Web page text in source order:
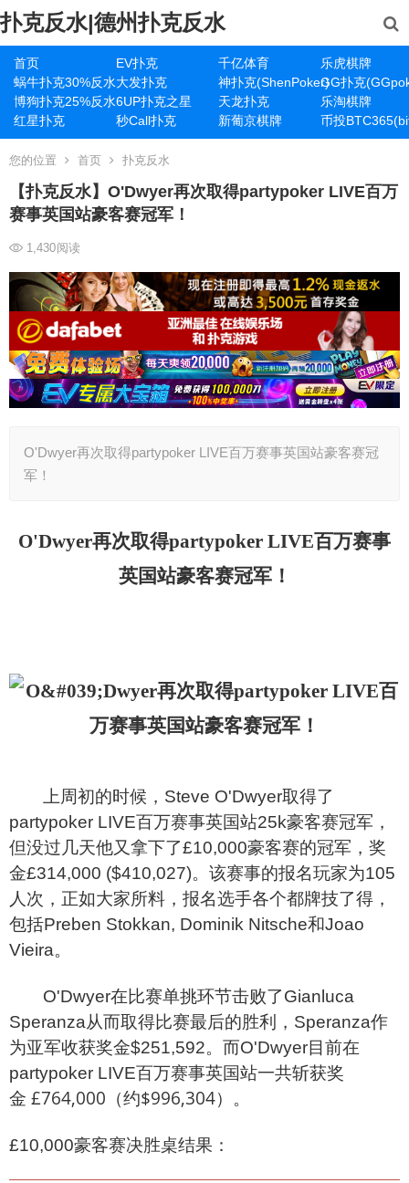
扑克反水|德州扑克反水
首页 EV扑克 千亿体育
乐虎棋牌
蜗牛扑克30%反水大发扑克 神扑克(ShenPoker)GG扑克
博狗扑克25%反水6UP扑克之星 天龙扑克
乐淘棋牌
红星扑克
秒Call扑克 新葡京棋牌 币投
您的位置 首页 扑克反水
【扑克反水】O'Dwyer再次取得partypoker LIVE百万
赛事英国站豪客赛冠军！
1,430阅读
O'Dwyer再次取得partypoker LIVE百万赛事英国站豪客赛冠
军！
O'Dwyer再次取得partypoker LIVE百万赛事
英国站豪客赛冠军！
上周初的时候，Steve O'Dwyer取得了
partypoker LIVE百万赛事英国站25k豪客赛冠军，
但没过几天他又拿下了£10,000豪客赛的冠军，奖
金£314,000 ($410,027)。该赛事的报名玩家为105
人次，正如大家所料，报名选手各个都牌技了得，
包括Preben Stokkan, Dominik Nitsche和Joao
Vieira。
O'Dwyer在比赛单挑环节击败了Gianluca
Speranza从而取得比赛最后的胜利，Speranza作
为亚军收获奖金$251,592。而O'Dwyer目前在
partypoker LIVE百万赛事英国站一共斩获奖
金 £764,000（约$996,304） 。
£10,000豪客赛决胜桌结果：